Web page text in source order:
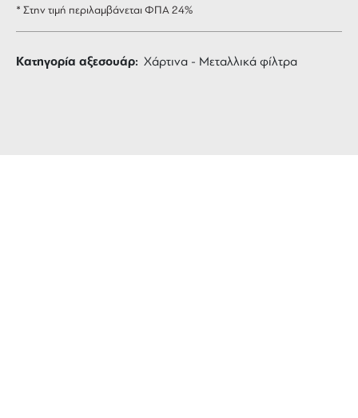
* Στην τιμή περιλαμβάνεται ΦΠΑ 24%
Κατηγορία αξεσουάρ: Χάρτινα - Μεταλλικά φίλτρα